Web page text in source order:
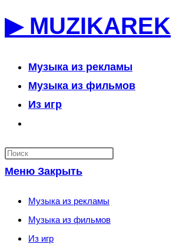
к▶ MUZIKAREK
Музыка из рекламы
Музыка из фильмов
Из игр
по
веб-
сайту
Меню Закрыть
Музыка из рекламы
Музыка из фильмов
Из игр